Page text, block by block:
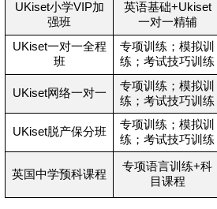
UKiset小学VIP加
强班
英语基础+Ukiset
一对一精辅
UKiset一对一全程
班
专项训练；模拟训
练；考试技巧训练
UKiset网络一对一
专项训练；模拟训
练；考试技巧训练
UKiset脱产保分班
专项训练；模拟训
练；考试技巧训练
英国中学预科课程
专项语言训练+科
目课程